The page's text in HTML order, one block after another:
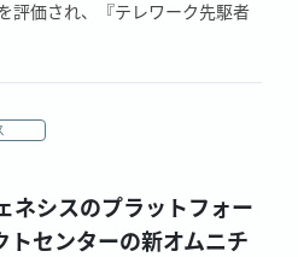
評価され、『テレワーク先駆者
ネシスのプラットフォー
センターの新オムニチ